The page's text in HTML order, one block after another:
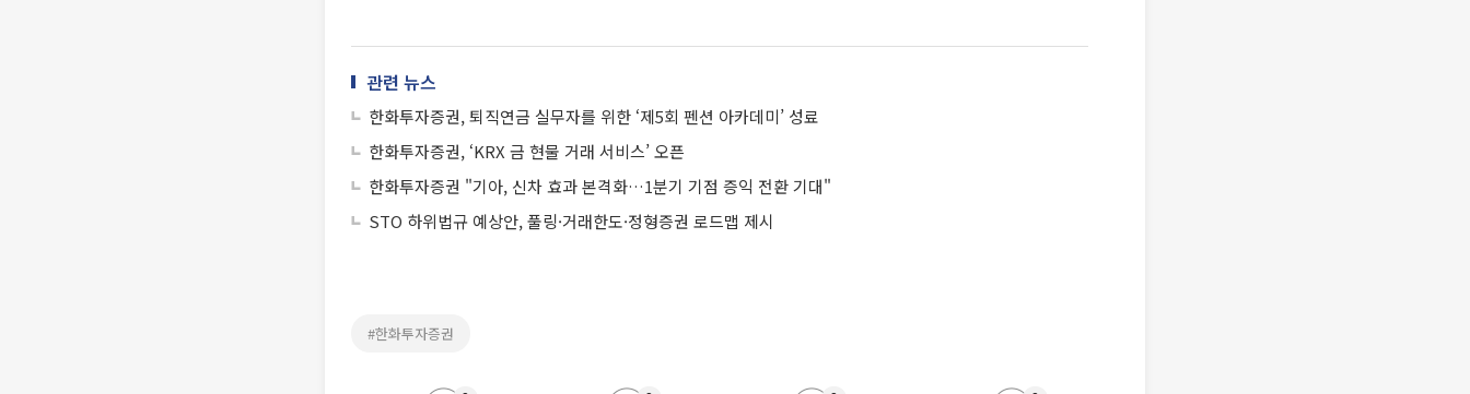
관련 뉴스
한화투자증권, 퇴직연금 실무자를 위한 ‘제5회 펜션 아카데미’ 성료
한화투자증권, ‘KRX 금 현물 거래 서비스’ 오픈
한화투자증권 "기아, 신차 효과 본격화…1분기 기점 증익 전환 기대"
STO 하위법규 예상안, 풀링·거래한도·정형증권 로드맵 제시
#한화투자증권